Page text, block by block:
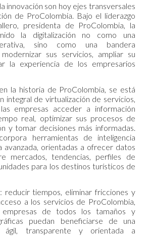
innovación son hoy ejes transversales
de ProColombia. Bajo el liderazgo
presidenta de ProColombia, la
la digitalización no como una
sino como una bandera
sus servicios, ampliar su
la experiencia de los empresarios
la historia de ProColombia, se está
integral de virtualización de servicios,
empresas acceder a información
real, optimizar sus procesos de
y tomar decisiones más informadas.
herramientas de inteligencia
avanzada, orientadas a ofrecer datos
mercados, tendencias, perfiles de
para los destinos turísticos de
reducir tiempos, eliminar fricciones y
a los servicios de ProColombia,
de todos los tamaños y
puedan beneficiarse de una
ágil, transparente y orientada a